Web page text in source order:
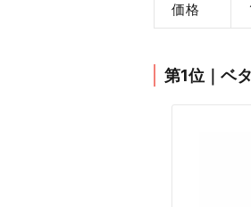
価格
第1位｜ベ